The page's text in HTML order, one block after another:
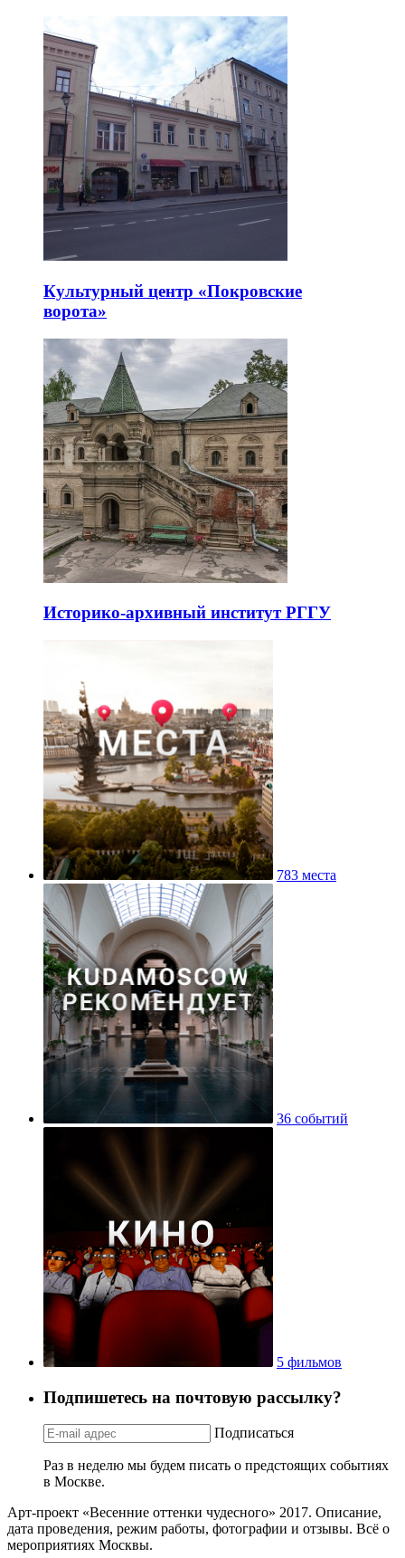
Культурный центр «Покровские
ворота»
Историко-архивный институт РГГУ
783 места
36 событий
5 фильмов
Подпишетесь на почтовую рассылку?
Подписаться
Раз в неделю мы будем писать о предстоящих событиях
в Москве.
Арт-проект «Весенние оттенки чудесного» 2017. Описание,
дата проведения, режим работы, фотографии и отзывы. Всё о
мероприятиях Москвы.